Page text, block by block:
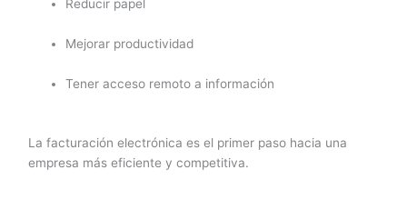
Reducir papel
Mejorar productividad
Tener acceso remoto a información
La facturación electrónica es el primer paso hacia una
empresa más eficiente y competitiva.